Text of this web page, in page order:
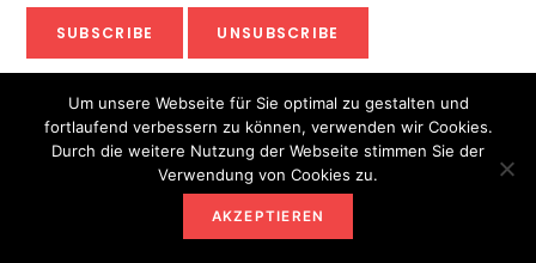
Um unsere Webseite für Sie optimal zu gestalten und
fortlaufend verbessern zu können, verwenden wir Cookies.
Durch die weitere Nutzung der Webseite stimmen Sie der
Verwendung von Cookies zu.
AKZEPTIEREN